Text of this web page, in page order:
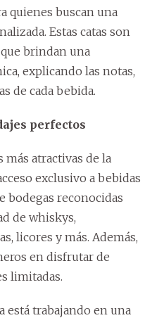
quienes buscan una
Estas catas son
brindan una
explicando las notas,
de cada bebida.
perfectos
más atractivas de la
exclusivo a bebidas
bodegas reconocidas
de whiskys,
licores y más. Además,
en disfrutar de
limitadas.
está trabajando en una